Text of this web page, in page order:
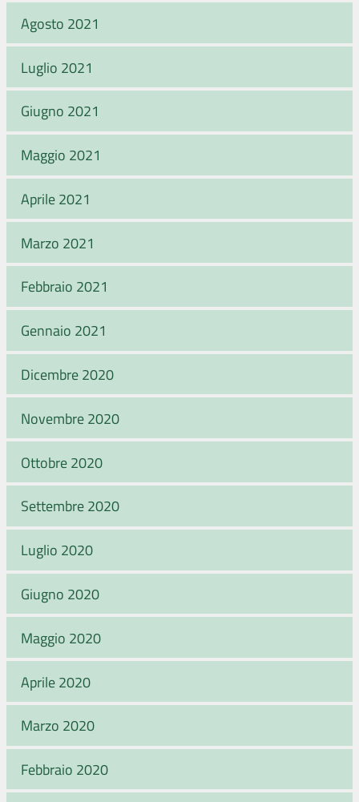
Agosto 2021
Luglio 2021
Giugno 2021
Maggio 2021
Aprile 2021
Marzo 2021
Febbraio 2021
Gennaio 2021
Dicembre 2020
Novembre 2020
Ottobre 2020
Settembre 2020
Luglio 2020
Giugno 2020
Maggio 2020
Aprile 2020
Marzo 2020
Febbraio 2020